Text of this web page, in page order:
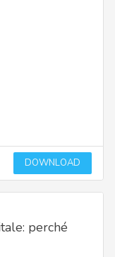
DOWNLOAD
perché